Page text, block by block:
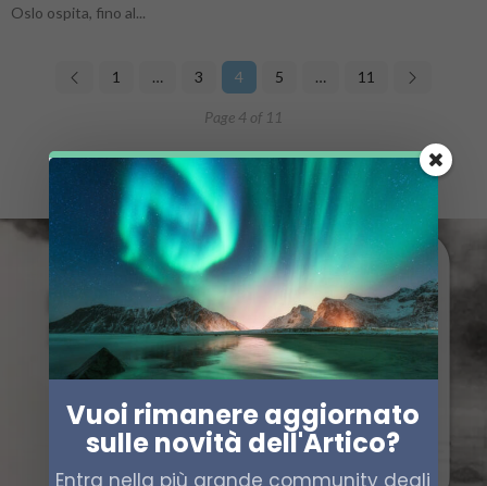
Oslo ospita, fino al...
1 … 3 4 5 … 11
Page 4 of 11
Vuoi rimanere aggiornato
sulle novità dell'Artico?